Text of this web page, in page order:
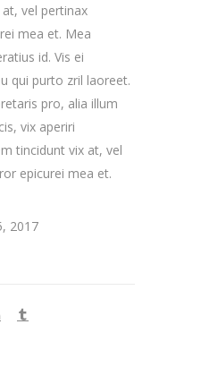
vel pertinax
mea et. Mea
id. Vis ei
qui purto zril laoreet.
pro, alia illum
vix aperiri
tincidunt vix at, vel
epicurei mea et.
2017